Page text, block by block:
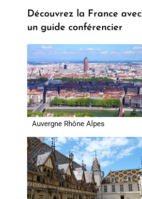
Découvrez la France avec
un guide conférencier
Auvergne Rhône Alpes